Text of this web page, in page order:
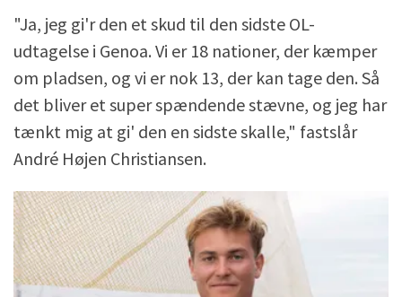
"Ja, jeg gi'r den et skud til den sidste OL-
udtagelse i Genoa. Vi er 18 nationer, der kæmper
om pladsen, og vi er nok 13, der kan tage den. Så
det bliver et super spændende stævne, og jeg har
tænkt mig at gi' den en sidste skalle," fastslår
André Højen Christiansen.